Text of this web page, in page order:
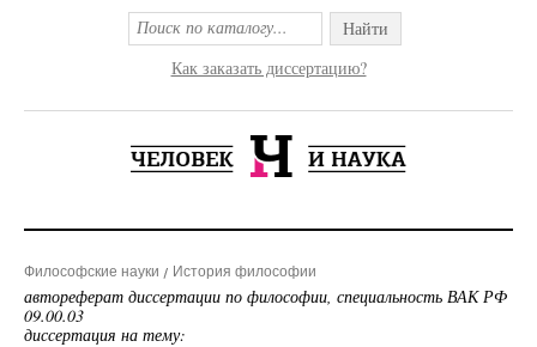
Найти
Как заказать диссертацию?
Философские науки История философии
автореферат диссертации по философии, специальность ВАК РФ
09.00.03
диссертация на тему: